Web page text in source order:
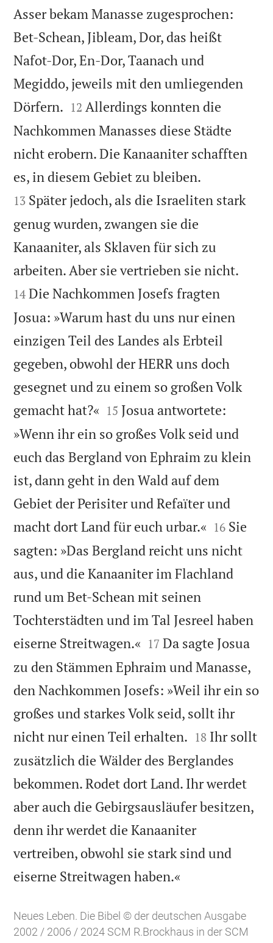
Asser bekam Manasse zugesprochen:
Bet-Schean, Jibleam, Dor, das heißt
Nafot-Dor, En-Dor, Taanach und
Megiddo, jeweils mit den umliegenden
Dörfern. 

12 Allerdings konnten die
Nachkommen Manasses diese Städte
nicht erobern. Die Kanaaniter schafften
es, in diesem Gebiet zu bleiben.
13 Später jedoch, als die Israeliten stark
genug wurden, zwangen sie die
Kanaaniter, als Sklaven für sich zu
arbeiten. Aber sie vertrieben sie nicht.
14 Die Nachkommen Josefs fragten
Josua: »Warum hast du uns nur einen
einzigen Teil des Landes als Erbteil
gegeben, obwohl der HERR uns doch
gesegnet und zu einem so großen Volk
gemacht hat?« 

15 Josua antwortete:
»Wenn ihr ein so großes Volk seid und
euch das Bergland von Ephraim zu klein
ist, dann geht in den Wald auf dem
Gebiet der Perisiter und Refaïter und
macht dort Land für euch urbar.« 

16 Sie
sagten: »Das Bergland reicht uns nicht
aus, und die Kanaaniter im Flachland
rund um Bet-Schean mit seinen
Tochterstädten und im Tal Jesreel haben
eiserne Streitwagen.« 

17 Da sagte Josua
zu den Stämmen Ephraim und Manasse,
den Nachkommen Josefs: »Weil ihr ein so
großes und starkes Volk seid, sollt ihr
nicht nur einen Teil erhalten. 

18 Ihr sollt
zusätzlich die Wälder des Berglandes
bekommen. Rodet dort Land. Ihr werdet
aber auch die Gebirgsausläufer besitzen,
denn ihr werdet die Kanaaniter
vertreiben, obwohl sie stark sind und
eiserne Streitwagen haben.«
Neues Leben. Die Bibel © der deutschen Ausgabe
2002 / 2006 / 2024 SCM R.Brockhaus in der SCM